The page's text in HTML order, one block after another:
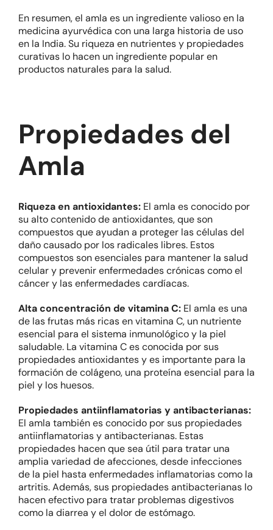
En resumen, el amla es un ingrediente valioso en la
medicina ayurvédica con una larga historia de uso
en la India. Su riqueza en nutrientes y propiedades
curativas lo hacen un ingrediente popular en
productos naturales para la salud.
Propiedades del
Amla
Riqueza en antioxidantes:El amla es conocido por
su alto contenido de antioxidantes, que son
compuestos que ayudan a proteger las células del
daño causado por los radicales libres. Estos
compuestos son esenciales para mantener la salud
celular y prevenir enfermedades crónicas como el
cáncer y las enfermedades cardíacas.
Alta concentración de vitamina C:El amla es una
de las frutas más ricas en vitamina C, un nutriente
esencial para el sistema inmunológico y la piel
saludable. La vitamina C es conocida por sus
propiedades antioxidantes y es importante para la
formación de colágeno, una proteína esencial para la
piel y los huesos.
Propiedades antiinflamatorias y antibacterianas:
El amla también es conocido por sus propiedades
antiinflamatorias y antibacterianas. Estas
propiedades hacen que sea útil para tratar una
amplia variedad de afecciones, desde infecciones
de la piel hasta enfermedades inflamatorias como la
artritis. Además, sus propiedades antibacterianas lo
hacen efectivo para tratar problemas digestivos
como la diarrea y el dolor de estómago.